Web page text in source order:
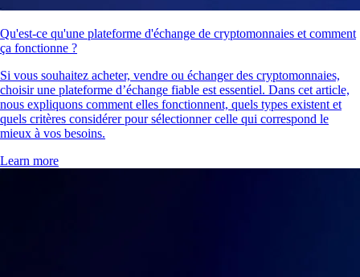
Qu'est-ce qu'une plateforme d'échange de cryptomonnaies et comment
ça fonctionne ?
Si vous souhaitez acheter, vendre ou échanger des cryptomonnaies,
choisir une plateforme d’échange fiable est essentiel. Dans cet article,
nous expliquons comment elles fonctionnent, quels types existent et
quels critères considérer pour sélectionner celle qui correspond le
mieux à vos besoins.
Learn more